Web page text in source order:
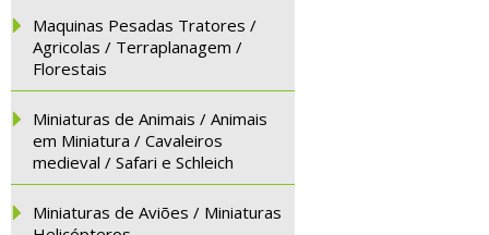
Maquinas Pesadas Tratores /
Agricolas / Terraplanagem /
Florestais
Miniaturas de Animais / Animais
em Miniatura / Cavaleiros
medieval / Safari e Schleich
Miniaturas de Aviões / Miniaturas